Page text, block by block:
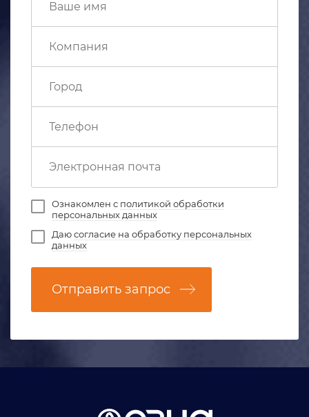
Ознакомлен с политикой обработки
персональных данных
Даюсогласие на обработку персональных
данных
Отправить запрос